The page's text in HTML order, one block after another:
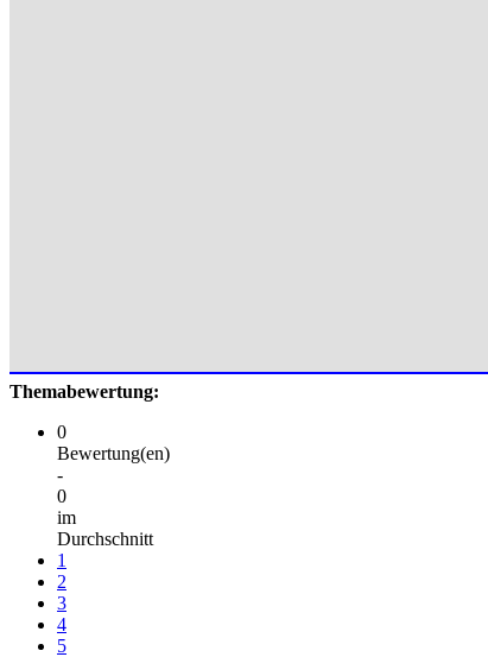
Themabewertung:
0
Bewertung(en)
-
0
im
Durchschnitt
1
2
3
4
5